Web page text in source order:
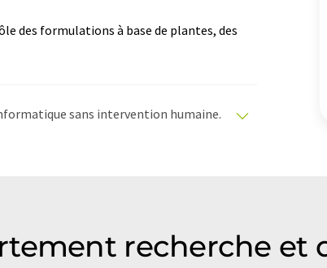
des formulations à base de plantes, des
sans intervention humaine.
recherche et